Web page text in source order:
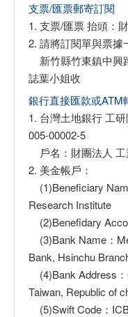
支票/匯票郵寄訂閱
1. 支票/匯票 抬頭：
2. 請將訂閱單與票據
新竹縣竹東鎮中興
誌葉小姐收
銀行直接匯款或ATM
1. 台灣土地銀行 工
005-00002-5
戶名：財團法人 工
2. 美金帳戶：
(1)Beneficiary
Research Institute
(2)Benefidary
(3)Bank Name：
Bank, Hsinchu
(4)Bank Address：
Taiwan, Republic of
(5)Swift Code：